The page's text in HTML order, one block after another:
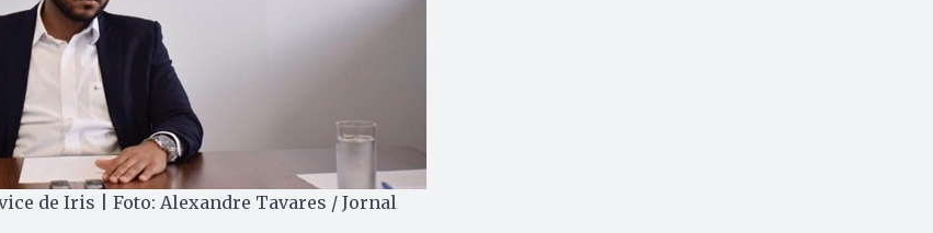
de Iris | Foto: Alexandre Tavares / Jornal